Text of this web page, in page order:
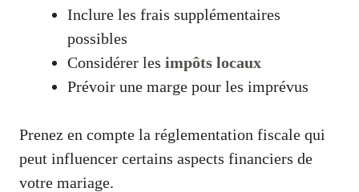
Inclure les frais supplémentaires
possibles
Considérer les impôts locaux
Prévoir une marge pour les imprévus
Prenez en compte la réglementation fiscale qui
peut influencer certains aspects financiers de
votre mariage.